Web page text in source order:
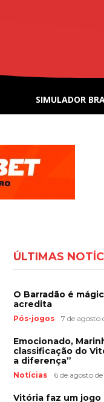
SIMULADOR
ÚLTIMAS
O Barradão é
acredita
Pós-jogos 7 de agosto
Emocionado,
classificação do
a diferença”
Notícias 6 de agosto
Vitória faz um